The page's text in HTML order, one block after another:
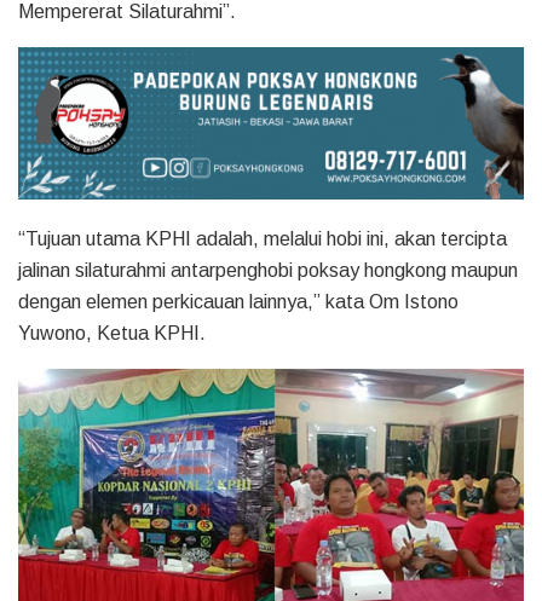
Mempererat Silaturahmi”.
“Tujuan utama KPHI adalah, melalui hobi ini, akan tercipta
jalinan silaturahmi antarpenghobi poksay hongkong maupun
dengan elemen perkicauan lainnya,” kata Om Istono
Yuwono, Ketua KPHI.